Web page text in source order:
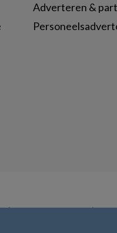
Adverteren &
vanSpringer Nature|